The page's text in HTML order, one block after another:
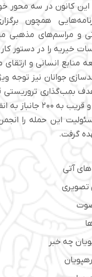
کانون در سه محور
همچون
و مراسم‌های مذهبی
خیریه را در دستور
منابع انسانی و
جوانان نیز توجه
سال ۱۳۸۷ هدف بمب‌گذاری
واقعه ۱۴ شهید و قریب
این حمله را
گرفت.
های آتی
تصویری
چه خبر
رهپویان